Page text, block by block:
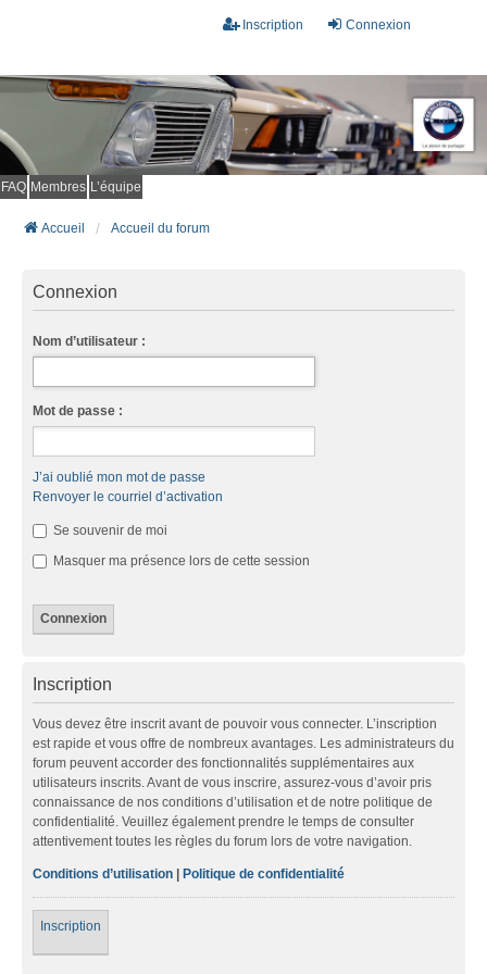
Connexion
Inscription
FAQ Membres L’équipe
Accueil Accueil du forum
Connexion
Nom d’utilisateur :
Mot de passe :
J’ai oublié mon mot de passe
Renvoyer le courriel d’activation
Se souvenir de moi
Masquer ma présence lors de cette session
Inscription
Vous devez être inscrit avant de pouvoir vous connecter. L’inscription
est rapide et vous offre de nombreux avantages. Les administrateurs du
forum peuvent accorder des fonctionnalités supplémentaires aux
utilisateurs inscrits. Avant de vous inscrire, assurez-vous d’avoir pris
connaissance de nos conditions d’utilisation et de notre politique de
confidentialité. Veuillez également prendre le temps de consulter
attentivement toutes les règles du forum lors de votre navigation.
Conditions d’utilisation | Politique de confidentialité
Inscription